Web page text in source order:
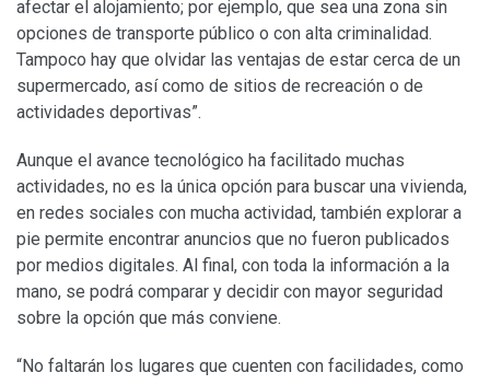
afectar el alojamiento; por ejemplo, que sea una zona sin
opciones de transporte público o con alta criminalidad.
Tampoco hay que olvidar las ventajas de estar cerca de un
supermercado, así como de sitios de recreación o de
actividades deportivas”.
Aunque el avance tecnológico ha facilitado muchas
actividades, no es la única opción para buscar una vivienda,
en redes sociales con mucha actividad, también explorar a
pie permite encontrar anuncios que no fueron publicados
por medios digitales. Al final, con toda la información a la
mano, se podrá comparar y decidir con mayor seguridad
sobre la opción que más conviene.
“No faltarán los lugares que cuenten con facilidades, como